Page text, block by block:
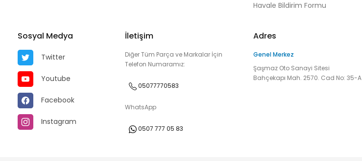
Havale Bildirim Formu
Sosyal Medya
Twitter
Youtube
Facebook
Instagram
İletişim
Diğer Tüm Parça ve Markalar İçin
Telefon Numaramız:
05077770583
WhatsApp
0507 777 05 83
Adres
Genel Merkez
Şaşmaz Oto Sanayi Sitesi
Bahçekapı Mah. 2570. Cad No: 35-A